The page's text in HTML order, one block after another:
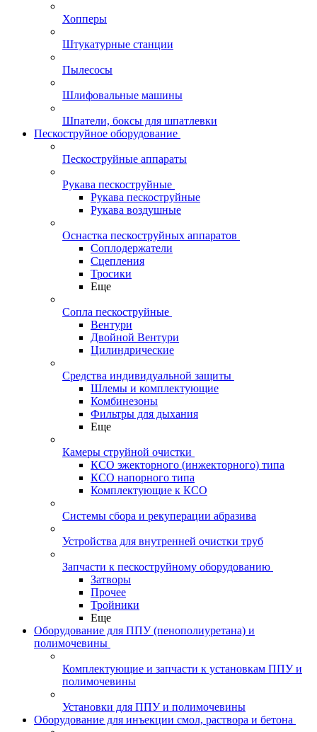
Хопперы
Штукатурные станции
Пылесосы
Шлифовальные машины
Шпатели, боксы для шпатлевки
Пескоструйное оборудование
Пескоструйные аппараты
Рукава пескоструйные
Рукава пескоструйные
Рукава воздушные
Оснастка пескоструйных аппаратов
Соплодержатели
Сцепления
Тросики
Еще
Сопла пескоструйные
Вентури
Двойной Вентури
Цилиндрические
Средства индивидуальной защиты
Шлемы и комплектующие
Комбинезоны
Фильтры для дыхания
Еще
Камеры струйной очистки
КСО эжекторного (инжекторного) типа
КСО напорного типа
Комплектующие к КСО
Системы сбора и рекуперации абразива
Устройства для внутренней очистки труб
Запчасти к пескоструйному оборудованию
Затворы
Прочее
Тройники
Еще
Оборудование для ППУ (пенополиуретана) и
полимочевины
Комплектующие и запчасти к установкам ППУ и
полимочевины
Установки для ППУ и полимочевины
Оборудование для инъекции смол, раствора и бетона